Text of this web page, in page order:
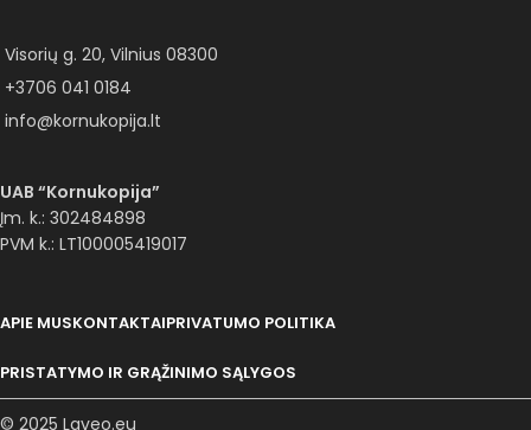
Visorių g. 20, Vilnius 08300
+3706 041 0184
info@kornukopija.lt
UAB “Kornukopija”
Įm. k.: 302484898
PVM k.: LT100005419017
APIE MUSKONTAKTAIPRIVATUMO POLITIKA
PRISTATYMO IR GRĄŽINIMO SĄLYGOS
© 2025 Laveo.eu